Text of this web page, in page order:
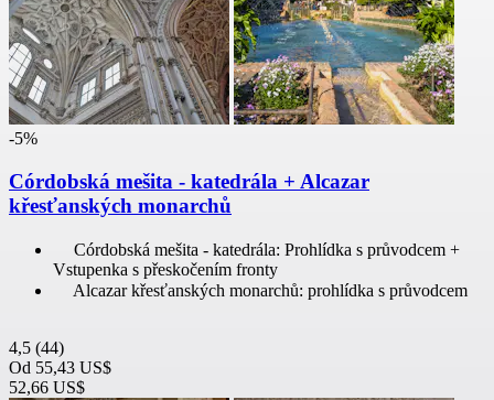
-5%
Córdobská mešita - katedrála + Alcazar
křesťanských monarchů
Córdobská mešita - katedrála: Prohlídka s průvodcem +
Vstupenka s přeskočením fronty
Alcazar křesťanských monarchů: prohlídka s průvodcem
4,5 (44)
Od 55,43 US$
52,66 US$